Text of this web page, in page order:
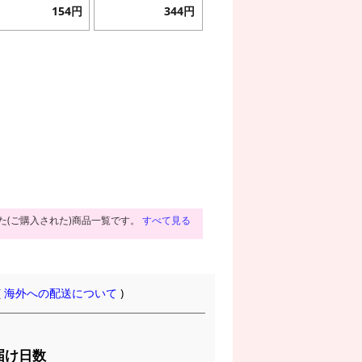
154円 344円
(ご購入された)商品一覧です。 すべて見る
海外への配送について )
け日数